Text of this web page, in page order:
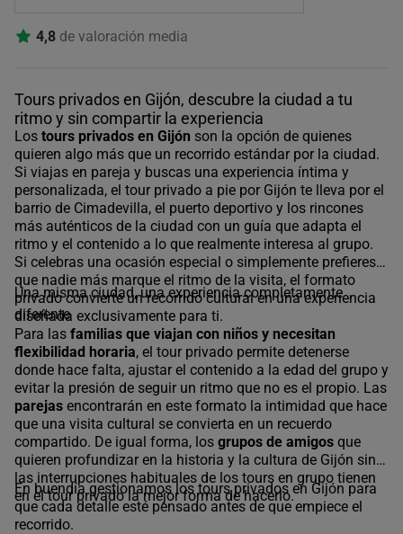
4,8 de valoración media
Tours privados en Gijón, descubre la ciudad a tu
ritmo y sin compartir la experiencia
Los tours privados en Gijón son la opción de quienes
quieren algo más que un recorrido estándar por la ciudad.
Si viajas en pareja y buscas una experiencia íntima y
personalizada, el tour privado a pie por Gijón te lleva por el
barrio de Cimadevilla, el puerto deportivo y los rincones
más auténticos de la ciudad con un guía que adapta el
ritmo y el contenido a lo que realmente interesa al grupo.
Si celebras una ocasión especial o simplemente prefieres
que nadie más marque el ritmo de la visita, el formato
privado convierte un recorrido cultural en una experiencia
diseñada exclusivamente para ti.
Una misma ciudad, una experiencia completamente
diferente
Para las familias que viajan con niños y necesitan
flexibilidad horaria, el tour privado permite detenerse
donde hace falta, ajustar el contenido a la edad del grupo y
evitar la presión de seguir un ritmo que no es el propio. Las
parejas encontrarán en este formato la intimidad que hace
que una visita cultural se convierta en un recuerdo
compartido. De igual forma, los grupos de amigos que
quieren profundizar en la historia y la cultura de Gijón sin
las interrupciones habituales de los tours en grupo tienen
en el tour privado la mejor forma de hacerlo.
En buendía gestionamos los tours privados en Gijón para
que cada detalle esté pensado antes de que empiece el
recorrido.